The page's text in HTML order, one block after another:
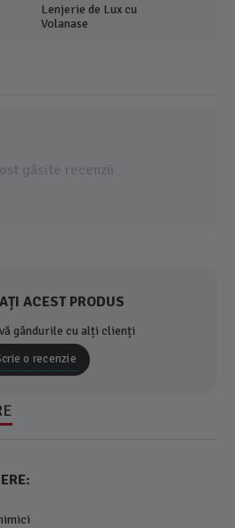
Lenjerie de Lux cu
Volanase
găsite recenzii
ACEST PRODUS
gândurile cu alți clienți
o recenzie